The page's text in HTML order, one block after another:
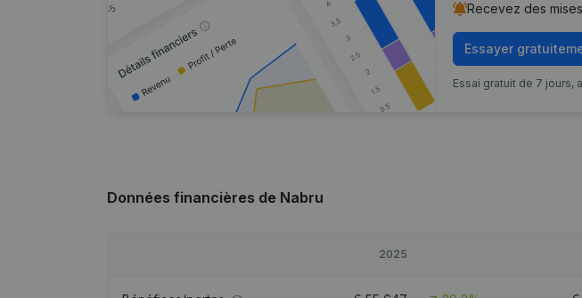
Recevez des
Essayer
Essai gratuit de 7 jours,
Données financières de Nabru
2025